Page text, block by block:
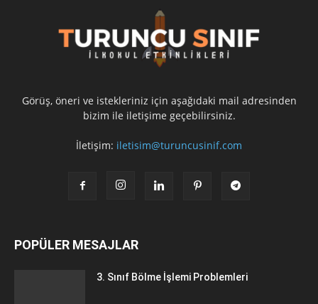
Görüş, öneri ve istekleriniz için aşağıdaki mail adresinden
bizim ile iletişime geçebilirsiniz.
İletişim: iletisim@turuncusinif.com
POPÜLER MESAJLAR
3. Sınıf Bölme İşlemi Problemleri